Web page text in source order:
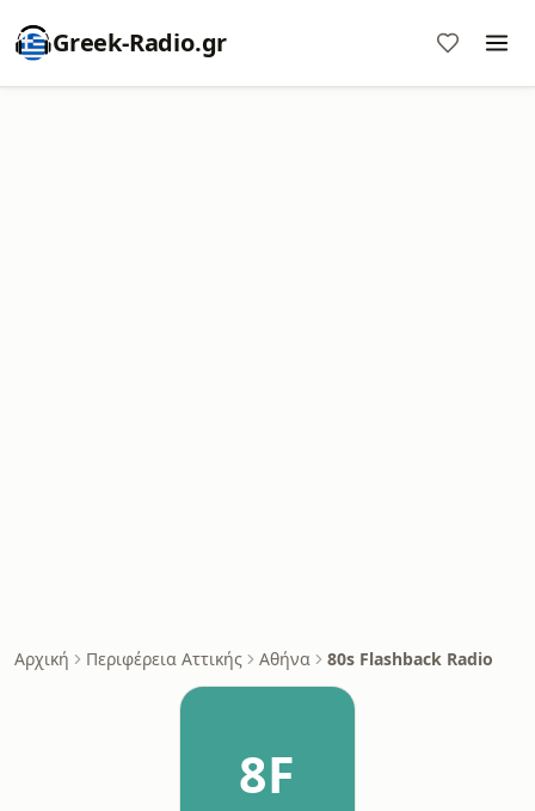
Greek-Radio.gr
Αρχική Περιφέρεια Αττικής Αθήνα 80s Flashback Radio
8F